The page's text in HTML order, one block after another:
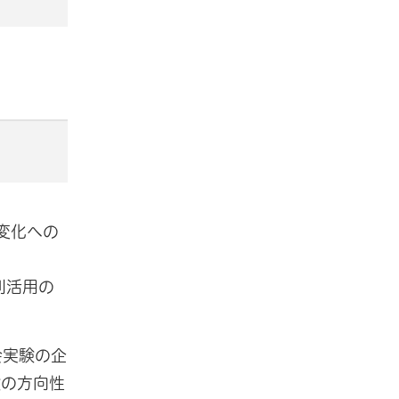
化への
活用の
験の企
方向性